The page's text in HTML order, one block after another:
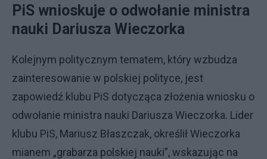
PiS wnioskuje o odwołanie ministra
nauki Dariusza Wieczorka
Kolejnym politycznym tematem, który wzbudza
zainteresowanie w polskiej polityce, jest
zapowiedź klubu PiS dotycząca złożenia wniosku o
odwołanie ministra nauki Dariusza Wieczorka. Lider
klubu PiS, Mariusz Błaszczak, określił Wieczorka
mianem „grabarza polskiej nauki”, wskazując na